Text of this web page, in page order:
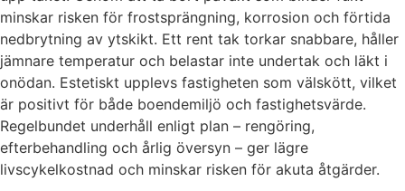
minskar risken för frostsprängning, korrosion och förtida
nedbrytning av ytskikt. Ett rent tak torkar snabbare, håller
jämnare temperatur och belastar inte undertak och läkt i
onödan. Estetiskt upplevs fastigheten som välskött, vilket
är positivt för både boendemiljö och fastighetsvärde.
Regelbundet underhåll enligt plan – rengöring,
efterbehandling och årlig översyn – ger lägre
livscykelkostnad och minskar risken för akuta åtgärder.